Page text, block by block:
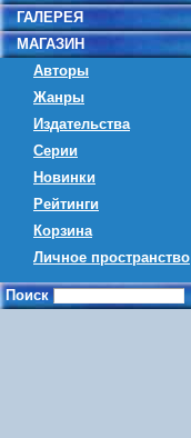
ГАЛЕРЕЯ
МАГАЗИН
Авторы
Жанры
Издательства
Серии
Новинки
Рейтинги
Корзина
Личное пространство
Поиск